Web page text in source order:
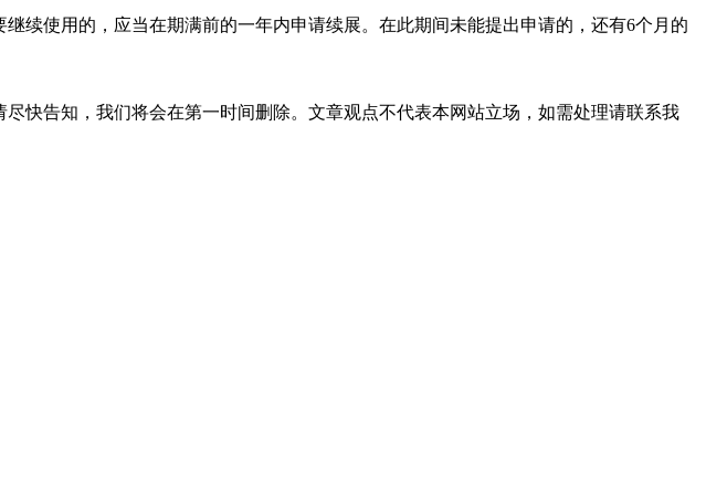
使用的，应当在期满前的一年内申请续展。在此期间未能提出申请的，还有6个月的
快告知，我们将会在第一时间删除。文章观点不代表本网站立场，如需处理请联系我